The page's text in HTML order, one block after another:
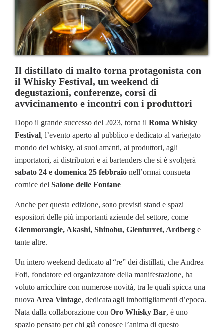
Il distillato di malto torna protagonista con
il Whisky Festival, un weekend di
degustazioni, conferenze, corsi di
avvicinamento e incontri con i produttori
Dopo il grande successo del 2023, torna il Roma Whisky
Festival, l’evento aperto al pubblico e dedicato al variegato
mondo del whisky, ai suoi amanti, ai produttori, agli
importatori, ai distributori e ai bartenders che si è svolgerà
sabato 24 e domenica 25 febbraio nell’ormai consueta
cornice del Salone delle Fontane
Anche per questa edizione, sono previsti stand e spazi
espositori delle più importanti aziende del settore, come
Glenmorangie, Akashi, Shinobu, Glenturret, Ardberg e
tante altre.
Un intero weekend dedicato al “re” dei distillati, che Andrea
Fofi, fondatore ed organizzatore della manifestazione, ha
voluto arricchire con numerose novità, tra le quali spicca una
nuova Area Vintage, dedicata agli imbottigliamenti d’epoca.
Nata dalla collaborazione con Oro Whisky Bar, è uno
spazio pensato per chi già conosce l’anima di questo